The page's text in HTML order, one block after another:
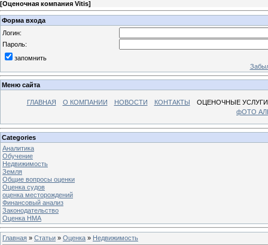
[Оценочная компания Vitis]
Форма входа
Логин:
Пароль:
запомнить
Меню сайта
ГЛАВНАЯ О КОМПАНИИ НОВОСТИ КОНТАКТЫ
ОЦЕНОЧНЫЕ УСЛУГИ
фОТО
Categories
Аналитика
Обучение
Недвижимость
Земля
Общие вопросы оценки
Оценка судов
оценка месторождений
Финансовый анализ
Законодательство
Оценка НМА
Главная » Статьи » Оценка » Недвижимость